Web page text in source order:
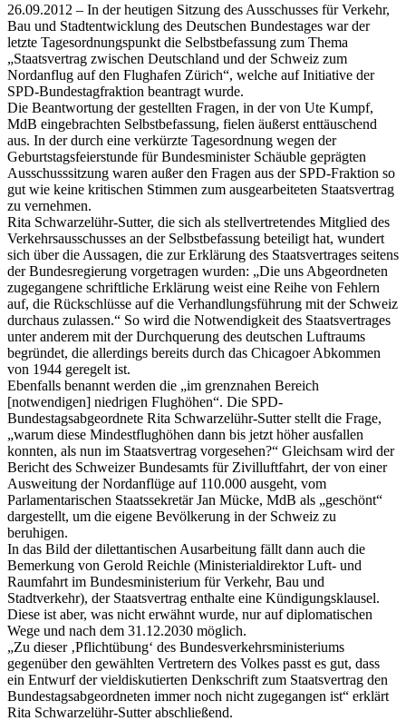
26.09.2012 – In der heutigen Sitzung des Ausschusses für Verkehr,
Bau und Stadtentwicklung des Deutschen Bundestages war der
letzte Tagesordnungspunkt die Selbstbefassung zum Thema
„Staatsvertrag zwischen Deutschland und der Schweiz zum
Nordanflug auf den Flughafen Zürich“, welche auf Initiative der
SPD-Bundestagfraktion beantragt wurde.
Die Beantwortung der gestellten Fragen, in der von Ute Kumpf,
MdB eingebrachten Selbstbefassung, fielen äußerst enttäuschend
aus. In der durch eine verkürzte Tagesordnung wegen der
Geburtstagsfeierstunde für Bundesminister Schäuble geprägten
Ausschusssitzung waren außer den Fragen aus der SPD-Fraktion so
gut wie keine kritischen Stimmen zum ausgearbeiteten Staatsvertrag
zu vernehmen.
Rita Schwarzelühr-Sutter, die sich als stellvertretendes Mitglied des
Verkehrsausschusses an der Selbstbefassung beteiligt hat, wundert
sich über die Aussagen, die zur Erklärung des Staatsvertrages seitens
der Bundesregierung vorgetragen wurden: „Die uns Abgeordneten
zugegangene schriftliche Erklärung weist eine Reihe von Fehlern
auf, die Rückschlüsse auf die Verhandlungsführung mit der Schweiz
durchaus zulassen.“ So wird die Notwendigkeit des Staatsvertrages
unter anderem mit der Durchquerung des deutschen Luftraums
begründet, die allerdings bereits durch das Chicagoer Abkommen
von 1944 geregelt ist.
Ebenfalls benannt werden die „im grenznahen Bereich
[notwendigen] niedrigen Flughöhen“. Die SPD-
Bundestagsabgeordnete Rita Schwarzelühr-Sutter stellt die Frage,
„warum diese Mindestflughöhen dann bis jetzt höher ausfallen
konnten, als nun im Staatsvertrag vorgesehen?“ Gleichsam wird der
Bericht des Schweizer Bundesamts für Zivilluftfahrt, der von einer
Ausweitung der Nordanflüge auf 110.000 ausgeht, vom
Parlamentarischen Staatssekretär Jan Mücke, MdB als „geschönt“
dargestellt, um die eigene Bevölkerung in der Schweiz zu
beruhigen.
In das Bild der dilettantischen Ausarbeitung fällt dann auch die
Bemerkung von Gerold Reichle (Ministerialdirektor Luft- und
Raumfahrt im Bundesministerium für Verkehr, Bau und
Stadtverkehr), der Staatsvertrag enthalte eine Kündigungsklausel.
Diese ist aber, was nicht erwähnt wurde, nur auf diplomatischen
Wege und nach dem 31.12.2030 möglich.
„Zu dieser ‚Pflichtübung‘ des Bundesverkehrsministeriums
gegenüber den gewählten Vertretern des Volkes passt es gut, dass
ein Entwurf der vieldiskutierten Denkschrift zum Staatsvertrag den
Bundestagsabgeordneten immer noch nicht zugegangen ist“ erklärt
Rita Schwarzelühr-Sutter abschließend.